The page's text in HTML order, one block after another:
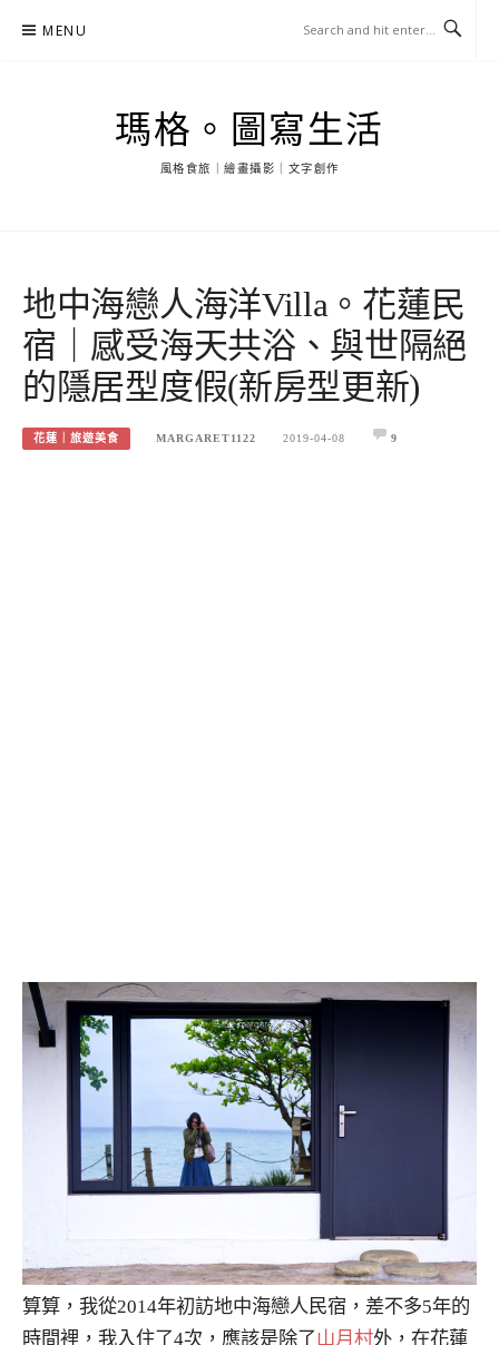
MENU
瑪格。圖寫生活
風格食旅｜繪畫攝影｜文字創作
地中海戀人海洋Villa。花蓮民
宿｜感受海天共浴、與世隔絕
的隱居型度假(新房型更新)
花蓮｜旅遊美食 MARGARET1122 2019-04-08 9
算算，我從2014年初訪地中海戀人民宿，差不多5年的
時間裡，我入住了4次，應該是除了山月村外，在花蓮